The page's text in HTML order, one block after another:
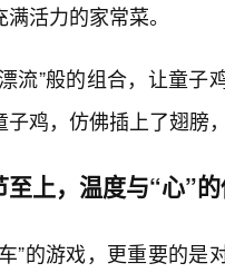
活力的家常菜。
流”般的组合，让童
子鸡，仿佛插上了翅膀
上，温度与“心”
”的游戏，更重要的